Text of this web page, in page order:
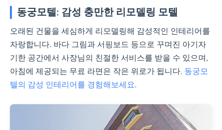
동궁모텔: 감성 충만한 리모델링 모텔
오래된 건물을 세심하게 리모델링해 감성적인 인테리어를
자랑합니다. 바다 그림과 서핑보드 등으로 꾸며진 아기자
기한 공간에서 사장님의 친절한 서비스를 받을 수 있으며,
아침에 제공되는 무료 라면은 작은 위로가 됩니다. 동궁모
텔의 감성 인테리어를 경험해보세요.